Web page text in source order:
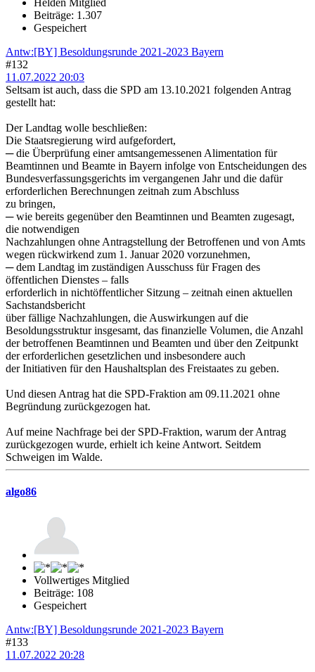
Beiträge: 1.307
Gespeichert
Antw:[BY] Besoldungsrunde 2021-2023 Bayern
#132
11.07.2022 20:03
Seltsam ist auch, dass die SPD am 13.10.2021 folgenden Antrag
gestellt hat:
Der Landtag wolle beschließen:
Die Staatsregierung wird aufgefordert,
─ die Überprüfung einer amtsangemessenen Alimentation für
Beamtinnen und Beamte in Bayern infolge von Entscheidungen des
Bundesverfassungsgerichts im vergangenen Jahr und die dafür
erforderlichen Berechnungen zeitnah zum Abschluss
zu bringen,
─ wie bereits gegenüber den Beamtinnen und Beamten zugesagt,
die notwendigen
Nachzahlungen ohne Antragstellung der Betroffenen und von Amts
wegen rückwirkend zum 1. Januar 2020 vorzunehmen,
─ dem Landtag im zuständigen Ausschuss für Fragen des
öffentlichen Dienstes – falls
erforderlich in nichtöffentlicher Sitzung – zeitnah einen aktuellen
Sachstandsbericht
über fällige Nachzahlungen, die Auswirkungen auf die
Besoldungsstruktur insgesamt, das finanzielle Volumen, die Anzahl
der betroffenen Beamtinnen und Beamten und über den Zeitpunkt
der erforderlichen gesetzlichen und insbesondere auch
der Initiativen für den Haushaltsplan des Freistaates zu geben.
Und diesen Antrag hat die SPD-Fraktion am 09.11.2021 ohne
Begründung zurückgezogen hat.
Auf meine Nachfrage bei der SPD-Fraktion, warum der Antrag
zurückgezogen wurde, erhielt ich keine Antwort. Seitdem
Schweigen im Walde.
algo86
Vollwertiges Mitglied
Beiträge: 108
Gespeichert
Antw:[BY] Besoldungsrunde 2021-2023 Bayern
#133
11.07.2022 20:28